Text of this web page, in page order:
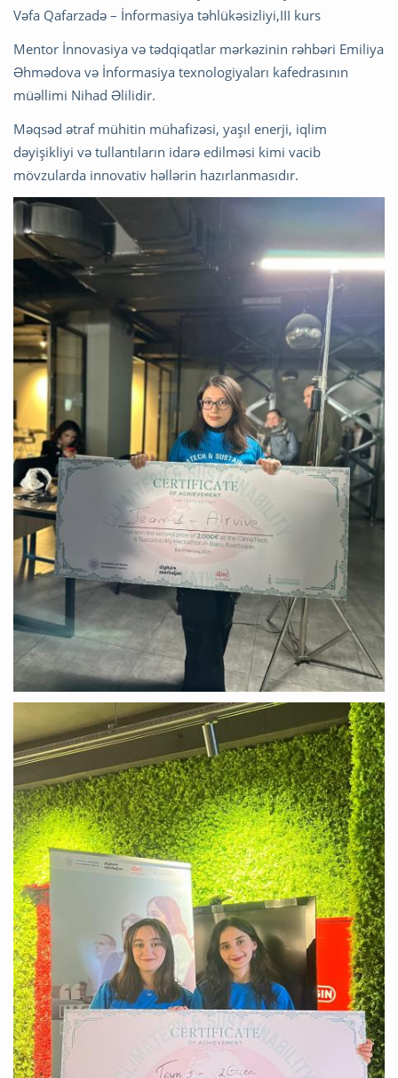
Vəfa Qafarzadə – İnformasiya təhlükəsizliyi,III kurs
Mentor İnnovasiya və tədqiqatlar mərkəzinin rəhbəri Emiliya
Əhmədova və İnformasiya texnologiyaları kafedrasının
müəllimi Nihad Əlilidir.
Məqsəd ətraf mühitin mühafizəsi, yaşıl enerji, iqlim
dəyişikliyi və tullantıların idarə edilməsi kimi vacib
mövzularda innovativ həllərin hazırlanmasıdır.